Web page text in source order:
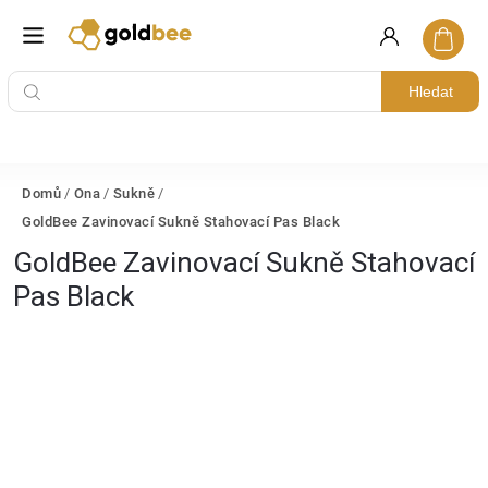
Hledat
Domů / Ona / Sukně /
GoldBee Zavinovací Sukně Stahovací Pas Black
GoldBee Zavinovací Sukně Stahovací
Pas Black